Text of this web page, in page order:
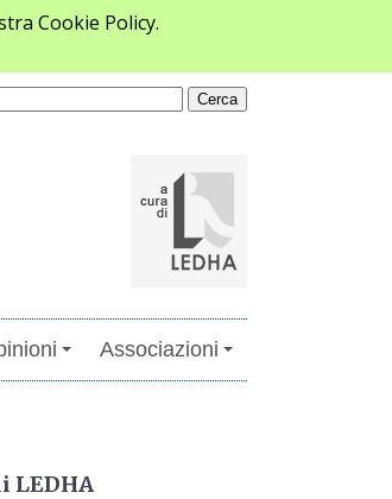
Cookie Policy.
Associazioni
LEDHA